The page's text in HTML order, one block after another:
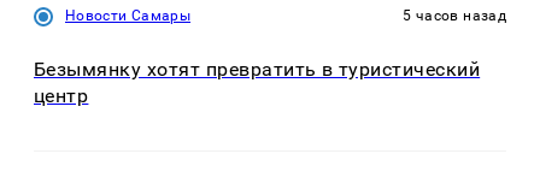
Новости Самары 5 часов назад
Безымянку хотят превратить в туристический
центр